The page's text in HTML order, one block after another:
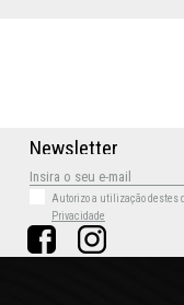
Newsletter
Autorizo a utilização destes
Privacidade